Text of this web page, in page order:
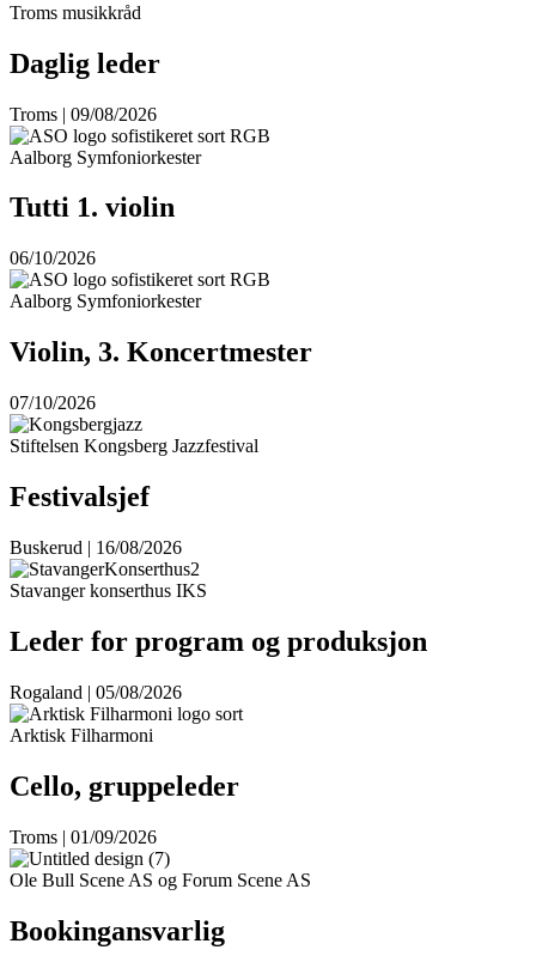
Troms musikkråd
Daglig leder
Troms | 09/08/2026
Aalborg Symfoniorkester
Tutti 1. violin
06/10/2026
Aalborg Symfoniorkester
Violin, 3. Koncertmester
07/10/2026
Stiftelsen Kongsberg Jazzfestival
Festivalsjef
Buskerud | 16/08/2026
Stavanger konserthus IKS
Leder for program og produksjon
Rogaland | 05/08/2026
Arktisk Filharmoni
Cello, gruppeleder
Troms | 01/09/2026
Ole Bull Scene AS og Forum Scene AS
Bookingansvarlig